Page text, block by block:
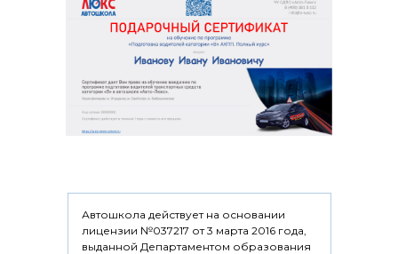
Автошкола действует на основании
лицензии №037217 от 3 марта 2016 года,
выданной Департаментом образования